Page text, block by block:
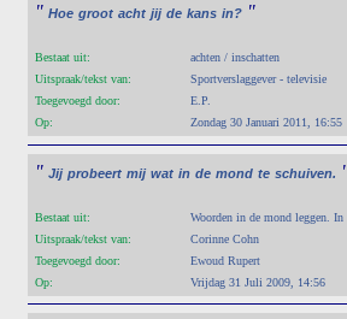
" Hoe groot acht jij de kans in? "
Bestaat uit:
achten / inschatten
Uitspraak/tekst van:
Sportverslaggever - televisie
Toegevoegd door:
E.P.
Op:
Zondag 30 Januari 2011, 16:55
" Jij probeert mij wat in de mond te schuiven.
Bestaat uit:
Woorden in de mond leggen. In
Uitspraak/tekst van:
Corinne Cohn
Toegevoegd door:
Ewoud Rupert
Op:
Vrijdag 31 Juli 2009, 14:56